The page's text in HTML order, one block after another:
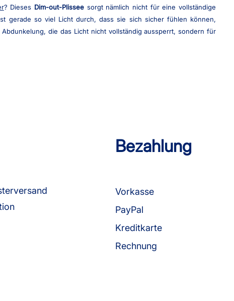
? Dieses Dim-out-Plissee sorgt nämlich nicht für eine vollständige
gerade so viel Licht durch, dass sie sich sicher fühlen können,
die das Licht nicht vollständig aussperrt, sondern für
Bezahlung
Vorkasse
PayPal
Kreditkarte
Rechnung